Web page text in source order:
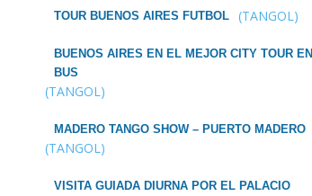
TOUR BUENOS AIRES FUTBOL (TANGOL)
BUENOS AIRES EN EL MEJOR CITY TOUR EN
BUS
(TANGOL)
MADERO TANGO SHOW – PUERTO MADERO
(TANGOL)
VISITA GUIADA DIURNA POR EL PALACIO